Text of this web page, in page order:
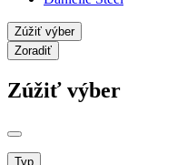
Zúžiť výber
Zoradiť
Zúžiť výber
Typ